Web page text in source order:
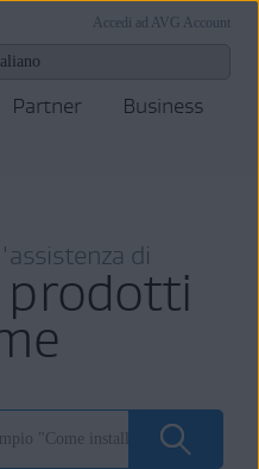
Accedi ad AVG Account
Partner
Business
di
prodotti